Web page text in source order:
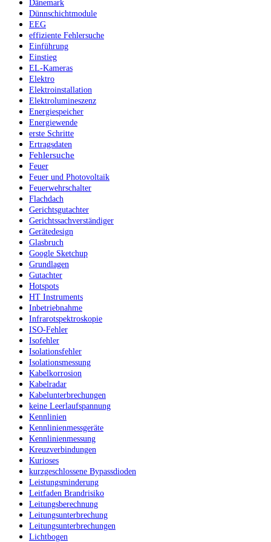
Dänemark
Dünnschichtmodule
EEG
effiziente Fehlersuche
Einführung
Einstieg
EL-Kameras
Elektro
Elektroinstallation
Elektrolumineszenz
Energiespeicher
Energiewende
erste Schritte
Ertragsdaten
Fehlersuche
Feuer
Feuer und Photovoltaik
Feuerwehrschalter
Flachdach
Gerichtsgutachter
Gerichtssachverständiger
Gerätedesign
Glasbruch
Google Sketchup
Grundlagen
Gutachter
Hotspots
HT Instruments
Inbetriebnahme
Infrarotspektroskopie
ISO-Fehler
Isofehler
Isolationsfehler
Isolationsmessung
Kabelkorrosion
Kabelradar
Kabelunterbrechungen
keine Leerlaufspannung
Kennlinien
Kennlinienmessgeräte
Kennlinienmessung
Kreuzverbindungen
Kurioses
kurzgeschlossene Bypassdioden
Leistungsminderung
Leitfaden Brandrisiko
Leitungsberechnung
Leitungsunterbrechung
Leitungsunterbrechungen
Lichtbogen